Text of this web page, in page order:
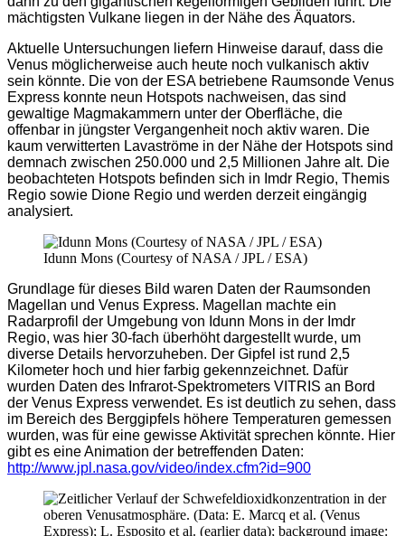
mächtigsten Vulkane liegen in der Nähe des Äquators.
Aktuelle Untersuchungen liefern Hinweise darauf, dass die
Venus möglicherweise auch heute noch vulkanisch aktiv
sein könnte. Die von der ESA betriebene Raumsonde Venus
Express konnte neun Hotspots nachweisen, das sind
gewaltige Magmakammern unter der Oberfläche, die
offenbar in jüngster Vergangenheit noch aktiv waren. Die
kaum verwitterten Lavaströme in der Nähe der Hotspots sind
demnach zwischen 250.000 und 2,5 Millionen Jahre alt. Die
beobachteten Hotspots befinden sich in Imdr Regio, Themis
Regio sowie Dione Regio und werden derzeit eingängig
analysiert.
Idunn Mons (Courtesy of NASA / JPL / ESA)
Grundlage für dieses Bild waren Daten der Raumsonden
Magellan und Venus Express. Magellan machte ein
Radarprofil der Umgebung von Idunn Mons in der Imdr
Regio, was hier 30-fach überhöht dargestellt wurde, um
diverse Details hervorzuheben. Der Gipfel ist rund 2,5
Kilometer hoch und hier farbig gekennzeichnet. Dafür
wurden Daten des Infrarot-Spektrometers VITRIS an Bord
der Venus Express verwendet. Es ist deutlich zu sehen, dass
im Bereich des Berggipfels höhere Temperaturen gemessen
wurden, was für eine gewisse Aktivität sprechen könnte. Hier
gibt es eine Animation der betreffenden Daten:
http://www.jpl.nasa.gov/video/index.cfm?id=900